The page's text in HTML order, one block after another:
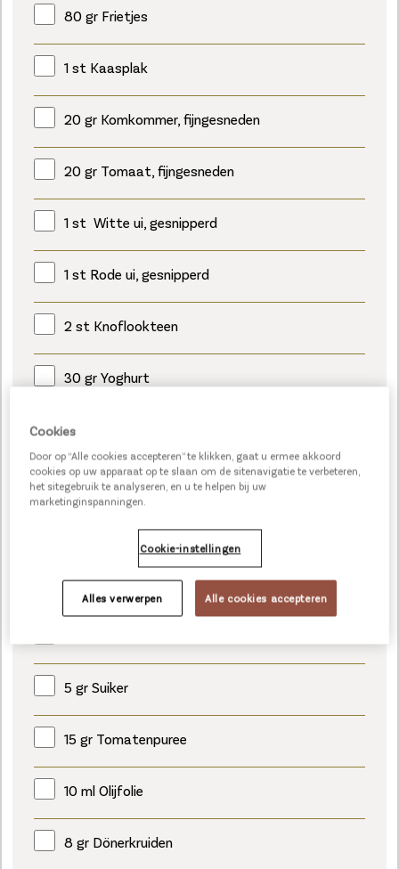
80 gr Frietjes
1 st Kaasplak
20 gr Komkommer, fijngesneden
20 gr Tomaat, fijngesneden
1 st Witte ui, gesnipperd
1 st Rode ui, gesnipperd
2 st Knoflookteen
30 gr Yoghurt
20 gr Mayonaise
5 ml Rodewijnazijn
5 gr Peterselie
5 gr Bieslook
5 gr Suiker
15 gr Tomatenpuree
10 ml Olijfolie
8 gr Dönerkruiden
Cookies
Door op “Alle cookies accepteren” te klikken, gaat u ermee akkoord
cookies op uw apparaat op te slaan om de sitenavigatie te verbeteren,
het sitegebruik te analyseren, en u te helpen bij uw
marketinginspanningen.
Cookie-instellingen
Alles verwerpen Alle cookies accepteren